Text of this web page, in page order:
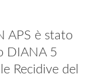
APS è stato
DIANA 5
Recidive del